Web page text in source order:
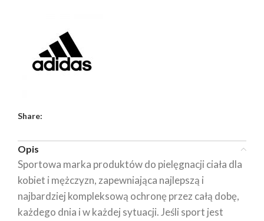
Share:
Opis
Sportowa marka produktów do pielęgnacji ciała dla
kobiet i mężczyzn, zapewniająca najlepszą i
najbardziej kompleksową ochronę przez całą dobę,
każdego dnia i w każdej sytuacji. Jeśli sport jest